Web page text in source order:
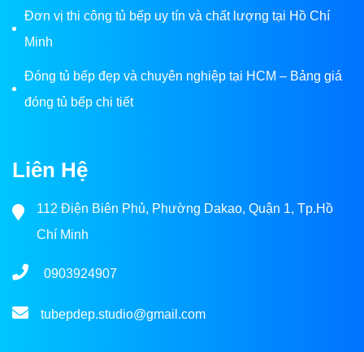
Đơn vị thi công tủ bếp uy tín và chất lượng tại Hồ Chí
Minh
Đóng tủ bếp đẹp và chuyên nghiệp tại HCM – Bảng giá
đóng tủ bếp chi tiết
Liên Hệ
112 Điện Biên Phủ, Phường Dakao, Quận 1, Tp.Hồ
Chí Minh
0903924907
tubepdep.studio@gmail.com